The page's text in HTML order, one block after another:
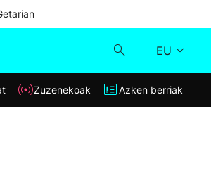
EU
Klisk
Zuzenekoak Azken berriak